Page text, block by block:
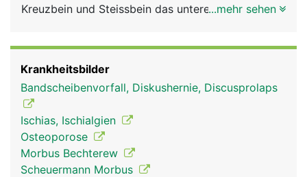
Rubriken
Kreuzbein und Steissbein das untere Ende der
daher besonders belastet. Aus den Lendenwirbeln
tritt der längste Nerv des Körpers aus, der
Ischiasnerv, der die Rückseite der Beine bis zu den
Füssen versorgt. In der Lendenwirbelsäule endet
ausserdem das Rückenmark.
...mehr sehen
Krankheitsbilder
Bandscheibenvorfall, Diskushernie, Discusprolaps
Ischias, Ischialgien
Osteoporose
Morbus Bechterew
Scheuermann Morbus